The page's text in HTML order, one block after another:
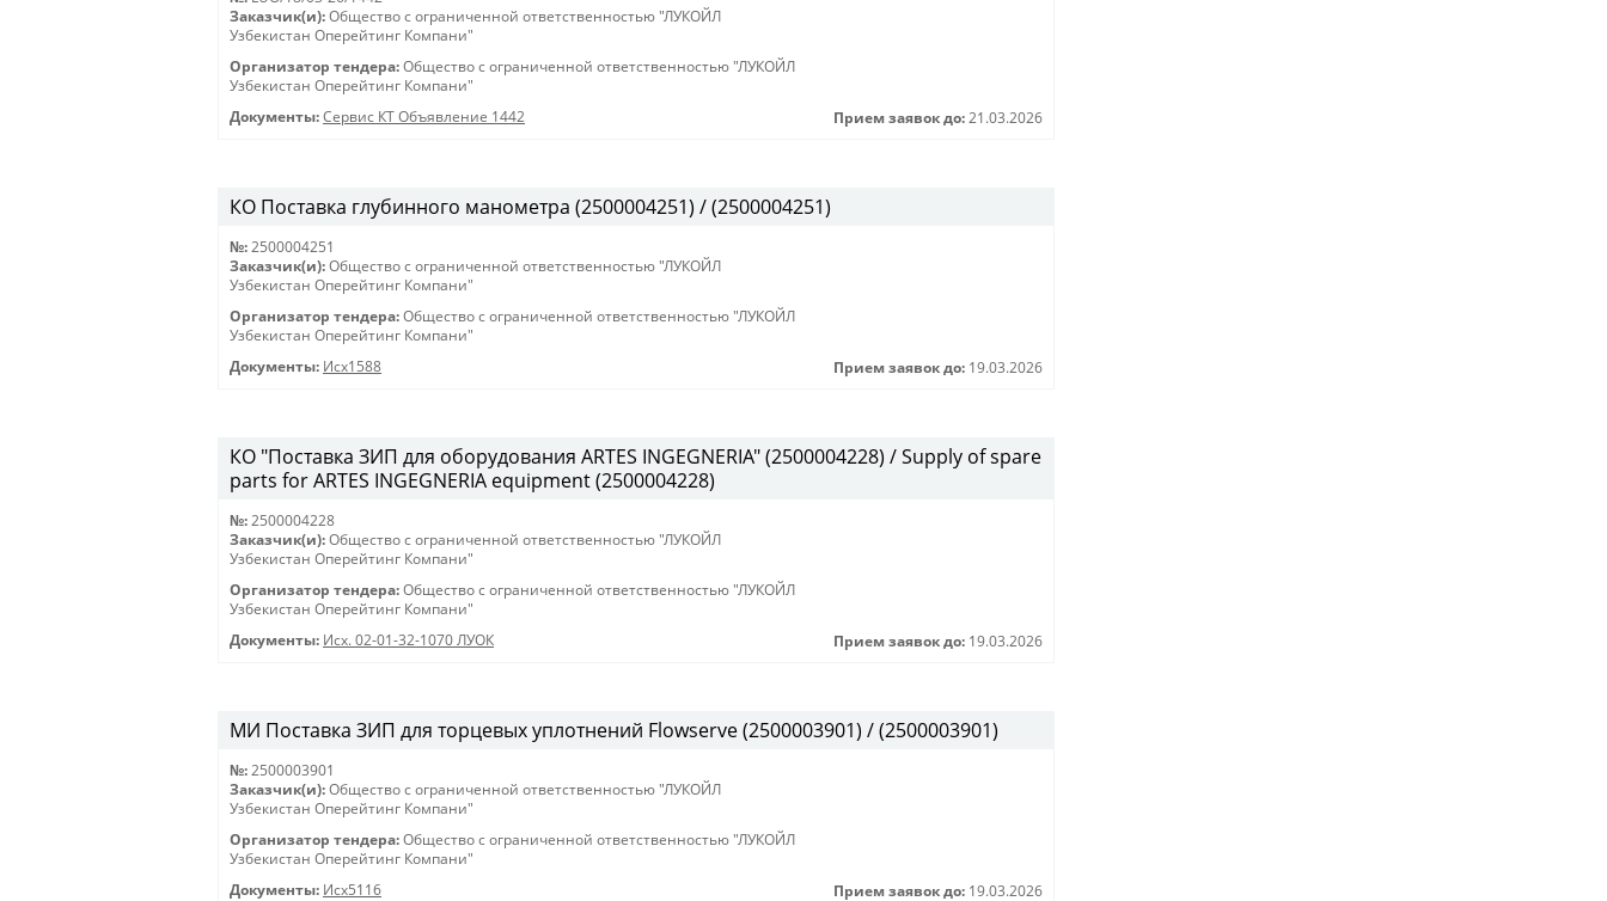
Заказчик(и): Общество с ограниченной ответственностью "ЛУКОЙЛ
Узбекистан Оперейтинг Компани"
Организатор тендера: Общество с ограниченной ответственностью "ЛУКОЙЛ
Узбекистан Оперейтинг Компани"
Документы: Сервис КТ Объявление 1442 Прием заявок до: 21.03.2026
КО Поставка глубинного манометра (2500004251) / (2500004251)
№: 2500004251
Заказчик(и): Общество с ограниченной ответственностью "ЛУКОЙЛ
Узбекистан Оперейтинг Компани"
Организатор тендера: Общество с ограниченной ответственностью "ЛУКОЙЛ
Узбекистан Оперейтинг Компани"
Документы: Исх1588 Прием заявок до: 19.03.2026
КО "Поставка ЗИП для оборудования ARTES INGEGNERIA" (2500004228) / Supply of spare
parts for ARTES INGEGNERIA equipment (2500004228)
№: 2500004228
Заказчик(и): Общество с ограниченной ответственностью "ЛУКОЙЛ
Узбекистан Оперейтинг Компани"
Организатор тендера: Общество с ограниченной ответственностью "ЛУКОЙЛ
Узбекистан Оперейтинг Компани"
Документы: Исх. 02-01-32-1070 ЛУОК Прием заявок до: 19.03.2026
МИ Поставка ЗИП для торцевых уплотнений Flowserve (2500003901) / (2500003901)
№: 2500003901
Заказчик(и): Общество с ограниченной ответственностью "ЛУКОЙЛ
Узбекистан Оперейтинг Компани"
Организатор тендера: Общество с ограниченной ответственностью "ЛУКОЙЛ
Узбекистан Оперейтинг Компани"
Документы: Исх5116 Прием заявок до: 19.03.2026